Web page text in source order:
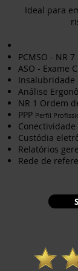
Ideal para
PCMSO - NR 7
ASO - Exame
Insalubridade
Análise
NR 1 Ordem
PPP Perfil
Custódia
Relatórios
Rede de